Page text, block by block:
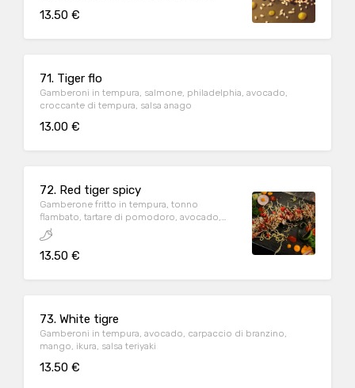
13.50 €
71. Tiger flo
Gamberoni in tempura, salmone, philadelphia, avocado,
croccante di tempura, salsa anago
13.00 €
72. Red tiger spicy
Gamberone fritto in tempura, tonno
flambato, tartare di pomodoro, avocado,
spicy mayo, salsa anago, spaghetti di patate
fritte, tobiko
13.50 €
73. White tigre
Gamberoni in tempura, avocado, carpaccio di branzino,
mango, ikura, salsa teriyaki
13.50 €